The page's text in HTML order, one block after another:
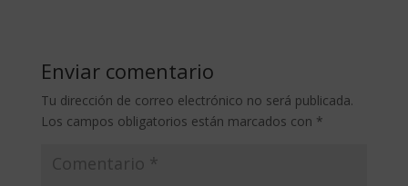
Enviar comentario
Tu dirección de correo electrónico no será publicada.
Los campos obligatorios están marcados con *